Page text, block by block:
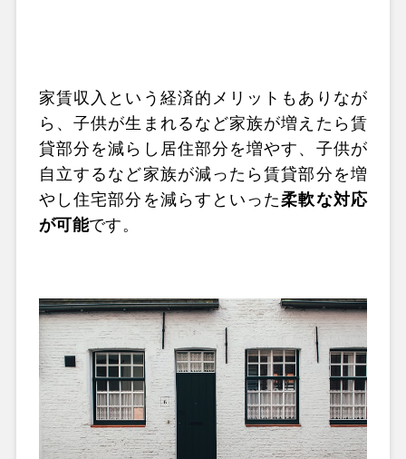
家賃収入という経済的メリットもありなが
ら、子供が生まれるなど家族が増えたら賃
貸部分を減らし居住部分を増やす、子供が
自立するなど家族が減ったら賃貸部分を増
やし住宅部分を減らすといった柔軟な対応
が可能です。